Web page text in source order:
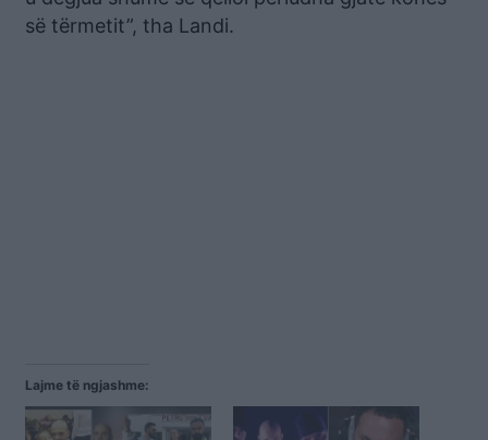
së tërmetit”, tha Landi.
Lajme të ngjashme: